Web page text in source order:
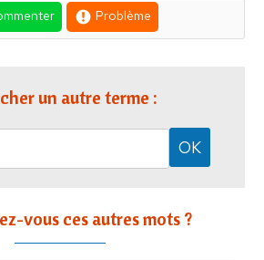
Problème
un autre terme :
vous ces autres mots ?